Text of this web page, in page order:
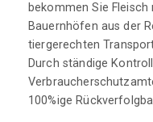
bekommen Sie Fleisch
Bauernhöfen aus der
tiergerechten
Durch ständige
100%ige